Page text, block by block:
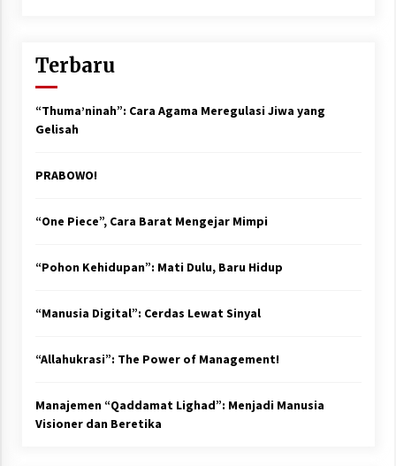
Terbaru
“Thuma’ninah”: Cara Agama Meregulasi Jiwa yang
Gelisah
PRABOWO!
“One Piece”, Cara Barat Mengejar Mimpi
“Pohon Kehidupan”: Mati Dulu, Baru Hidup
“Manusia Digital”: Cerdas Lewat Sinyal
“Allahukrasi”: The Power of Management!
Manajemen “Qaddamat Lighad”: Menjadi Manusia
Visioner dan Beretika